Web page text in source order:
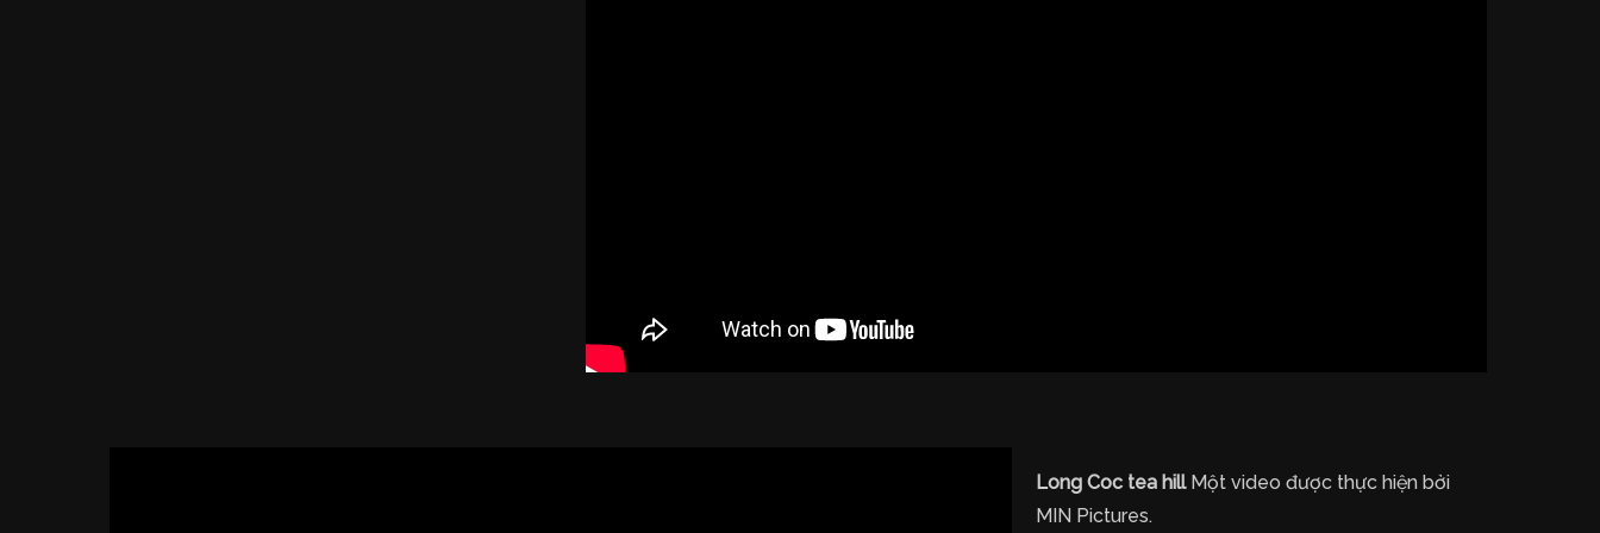
Long Coc tea hillMột video được thực hiện bởi
MIN Pictures.